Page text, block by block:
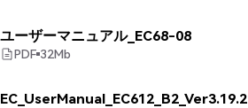
ユーザーマニュアル_EC68-08
PDF 32Mb
EC_UserManual_EC612_B2_Ver3.19.2